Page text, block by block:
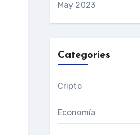
May 2023
Categories
Cripto
Economía